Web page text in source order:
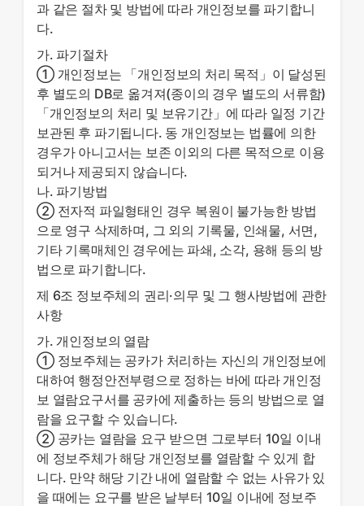
과 같은 절차 및 방법에 따라 개인정보를 파기합니
다.
가. 파기절차
① 개인정보는 「개인정보의 처리 목적」이 달성된
후 별도의 DB로 옮겨져(종이의 경우 별도의 서류함)
「개인정보의 처리 및 보유기간」에 따라 일정 기간
보관된 후 파기됩니다. 동 개인정보는 법률에 의한
경우가 아니고서는 보존 이외의 다른 목적으로 이용
되거나 제공되지 않습니다.
나. 파기방법
② 전자적 파일형태인 경우 복원이 불가능한 방법
으로 영구 삭제하며, 그 외의 기록물, 인쇄물, 서면,
기타 기록매체인 경우에는 파쇄, 소각, 용해 등의 방
법으로 파기합니다.
제 6조 정보주체의 권리·의무 및 그 행사방법에 관한
사항
가. 개인정보의 열람
① 정보주체는 공카가 처리하는 자신의 개인정보에
대하여 행정안전부령으로 정하는 바에 따라 개인정
보 열람요구서를 공카에 제출하는 등의 방법으로 열
람을 요구할 수 있습니다.
② 공카는 열람을 요구 받으면 그로부터 10일 이내
에 정보주체가 해당 개인정보를 열람할 수 있게 합
니다. 만약 해당 기간 내에 열람할 수 없는 사유가 있
을 때에는 요구를 받은 날부터 10일 이내에 정보주